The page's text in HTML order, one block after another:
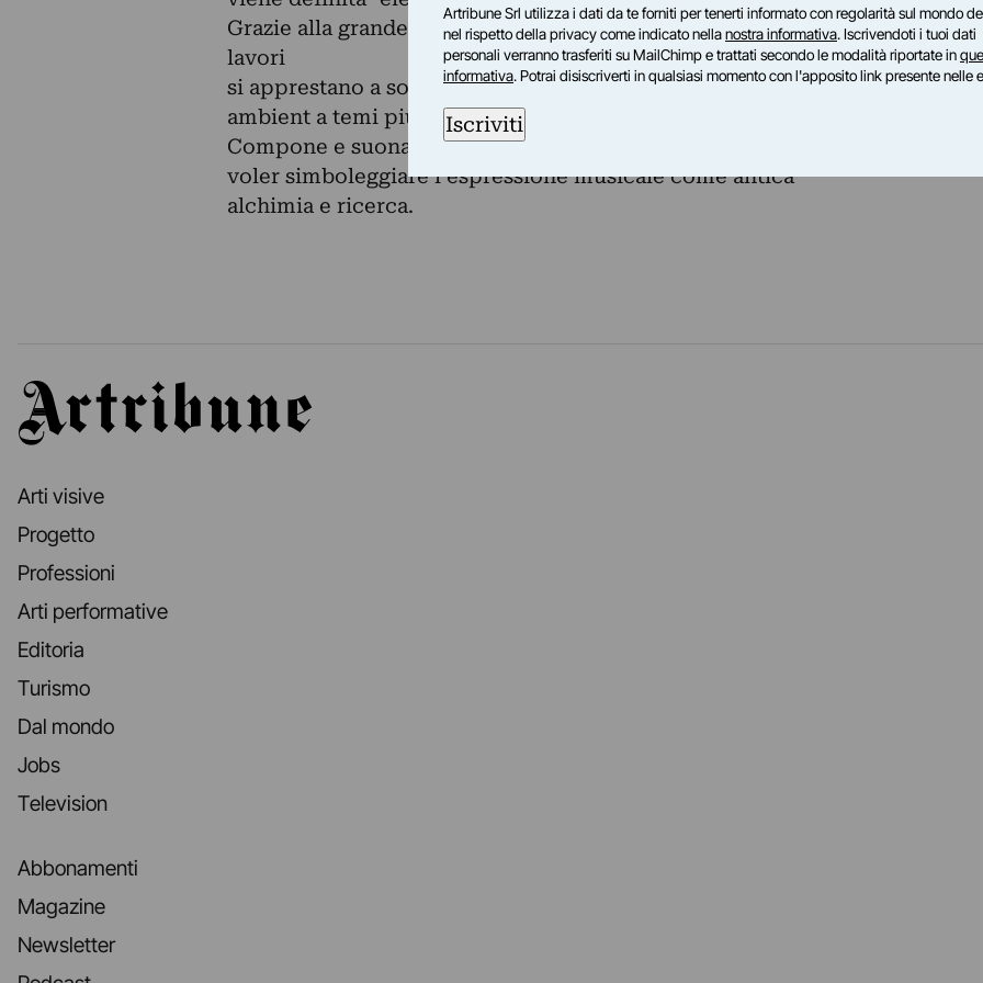
Grazie alla grande capacità evocativa che ha la musica elettronica i suoi
lavori
si apprestano a sondare diversi ambiti emozionali, passando da sonorità
ambient a temi più sincopati e aggressivi.
Compone e suona con uno pseudonimo, Daghn, druido celtico, quasi a
voler simboleggiare l'espressione musicale come antica
alchimia e ricerca.
Artribune
Arti visive
Progetto
Professioni
Arti performative
Editoria
Turismo
Dal mondo
Jobs
Television
Abbonamenti
Magazine
Newsletter
Artribune Srl utilizza i dati da te forniti per tenerti informato con regolarità sul mondo
nel rispetto della privacy come indicato nellanostra informativa. Iscrivendoti i tuoi dati
personali verranno trasferiti su MailChimp e trattati secondo le modalità riportate in
informativa. Potrai disiscriverti in qualsiasi momento con l'apposito link presente nelle
Iscriviti